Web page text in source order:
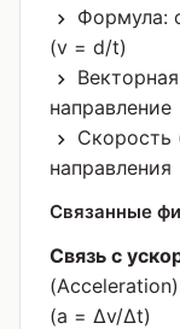
Формула:
(v = d/t)
направление
Скорость
направления
Связанные
Связь с
(a = Δv/Δt)